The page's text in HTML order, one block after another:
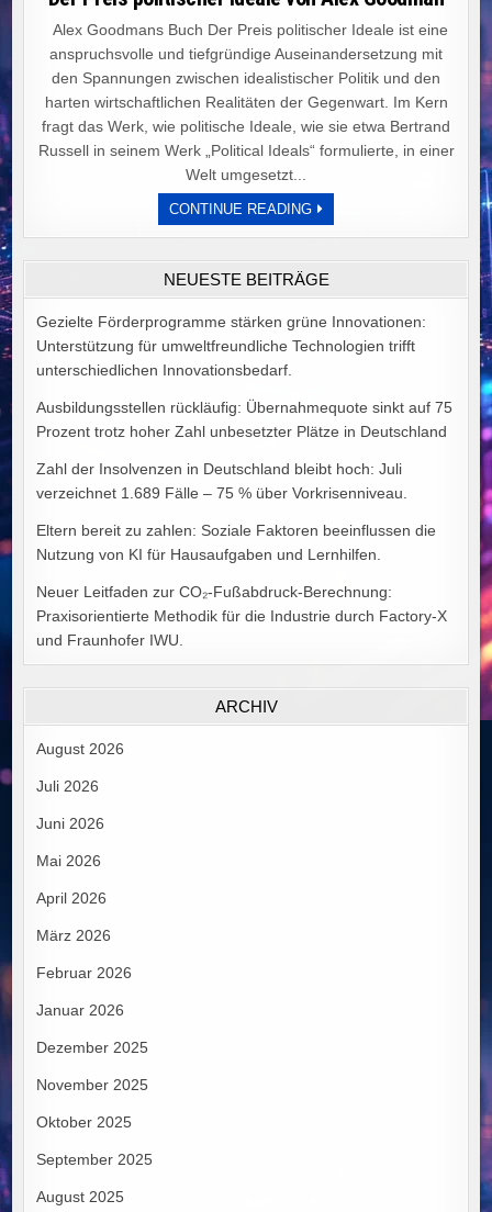
Alex Goodmans Buch Der Preis politischer Ideale ist eine
anspruchsvolle und tiefgründige Auseinandersetzung mit
den Spannungen zwischen idealistischer Politik und den
harten wirtschaftlichen Realitäten der Gegenwart. Im Kern
fragt das Werk, wie politische Ideale, wie sie etwa Bertrand
Russell in seinem Werk „Political Ideals“ formulierte, in einer
Welt umgesetzt...
CONTINUE READINGDER
PREIS
POLITISCHER
VON
ALEX
NEUESTE BEITRÄGE
Gezielte Förderprogramme stärken grüne Innovationen:
Unterstützung für umweltfreundliche Technologien trifft
unterschiedlichen Innovationsbedarf.
Ausbildungsstellen rückläufig: Übernahmequote sinkt auf 75
Prozent trotz hoher Zahl unbesetzter Plätze in Deutschland
Zahl der Insolvenzen in Deutschland bleibt hoch: Juli
verzeichnet 1.689 Fälle – 75 % über Vorkrisenniveau.
Eltern bereit zu zahlen: Soziale Faktoren beeinflussen die
Nutzung von KI für Hausaufgaben und Lernhilfen.
Neuer Leitfaden zur CO₂-Fußabdruck-Berechnung:
Praxisorientierte Methodik für die Industrie durch Factory-X
und Fraunhofer IWU.
ARCHIV
August 2026
Juli 2026
Juni 2026
Mai 2026
April 2026
März 2026
Februar 2026
Januar 2026
Dezember 2025
November 2025
Oktober 2025
September 2025
August 2025